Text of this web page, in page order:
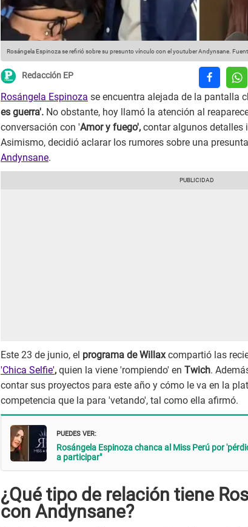
Rosángela Espinoza se refirió sobre su presunto vínculo con el youtuber Andynsane.
Redacción EP
Rosángela Espinoza se encuentra alejada de la pantalla
es guerra'. No obstante, hoy llamó la atención al
conversación con 'Amor y fuego', contar algunos detalles
Asimismo, decidió aclarar los rumores sobre una
Andynsane.
Este 23 de junio, el programa de Willaxcompartió las
'Chica Selfie', quien la viene 'rompiendo' en Twich.
contar sus proyectos para este año y cómo le va en la
competencia que la para 'vetando', tal como ella afirmó.
PUEDES VER:
Rosángela Espinoza chanca al Miss Perú por
a participar"
¿Qué tipo de relación tiene
con Andynsane?